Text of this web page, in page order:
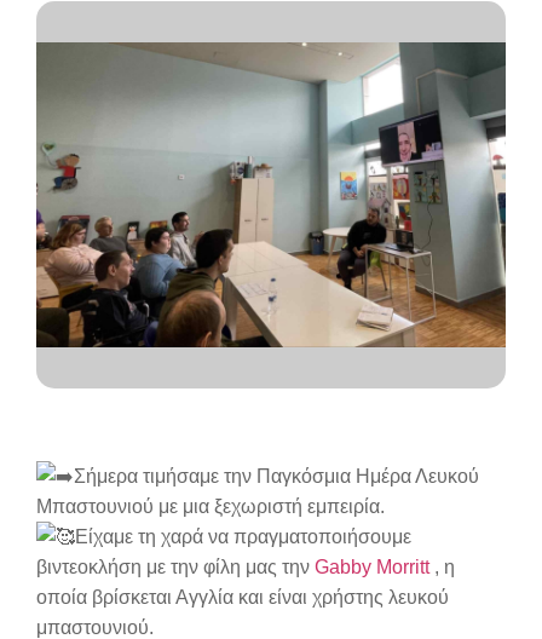
Σήμερα τιμήσαμε την Παγκόσμια Ημέρα Λευκού
Μπαστουνιού με μια ξεχωριστή εμπειρία.
Είχαμε τη χαρά να πραγματοποιήσουμε
βιντεοκλήση με την φίλη μας την Gabby Morritt, η
οποία βρίσκεται Αγγλία και είναι χρήστης λευκού
μπαστουνιού.